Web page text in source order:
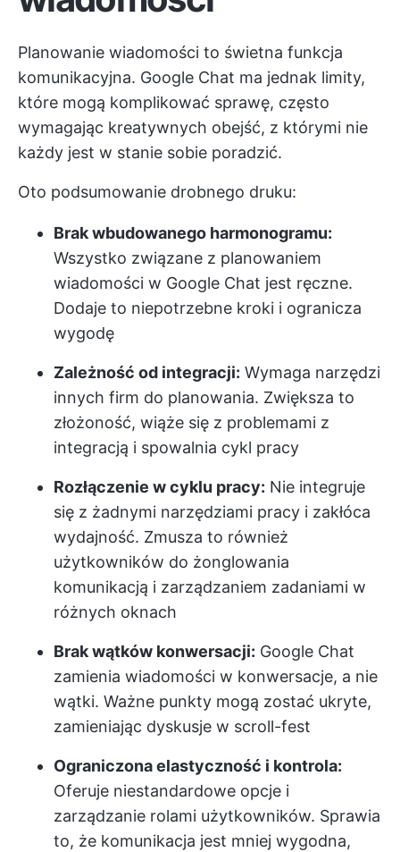
Planowanie wiadomości to świetna funkcja
komunikacyjna. Google Chat ma jednak limity,
które mogą komplikować sprawę, często
wymagając kreatywnych obejść, z którymi nie
każdy jest w stanie sobie poradzić.
Oto podsumowanie drobnego druku:
Brak wbudowanego harmonogramu:
Wszystko związane z planowaniem
wiadomości w Google Chat jest ręczne.
Dodaje to niepotrzebne kroki i ogranicza
wygodę
Zależność od integracji: Wymaga narzędzi
innych firm do planowania. Zwiększa to
złożoność, wiąże się z problemami z
integracją i spowalnia cykl pracy
Rozłączenie w cyklu pracy: Nie integruje
się z żadnymi narzędziami pracy i zakłóca
wydajność. Zmusza to również
użytkowników do żonglowania
komunikacją i zarządzaniem zadaniami w
różnych oknach
Brak wątków konwersacji: Google Chat
zamienia wiadomości w konwersacje, a nie
wątki. Ważne punkty mogą zostać ukryte,
zamieniając dyskusje w scroll-fest
Ograniczona elastyczność i kontrola:
Oferuje niestandardowe opcje i
zarządzanie rolami użytkowników. Sprawia
to, że komunikacja jest mniej wygodna,